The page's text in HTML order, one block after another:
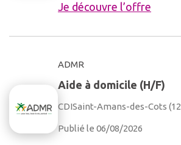
Je découvre l’offre
ADMR
Aide à domicile (H/F)
CDISaint-Amans-des-Cots
Publié le 06/08/2026